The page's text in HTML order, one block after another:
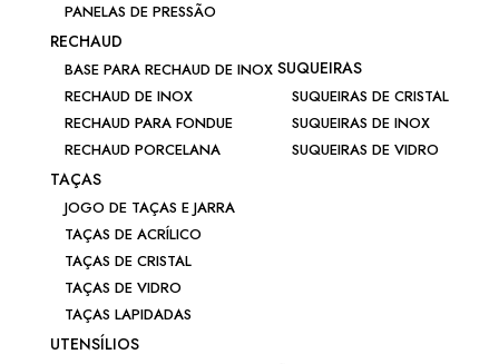
PANELAS DE PRESSÃO
RECHAUD
BASE PARA RECHAUD DE INOX
RECHAUD DE INOX
RECHAUD PARA FONDUE
RECHAUD PORCELANA
SUQUEIRAS
SUQUEIRAS DE CRISTAL
SUQUEIRAS DE INOX
SUQUEIRAS DE VIDRO
TAÇAS
JOGO DE TAÇAS E JARRA
TAÇAS DE ACRÍLICO
TAÇAS DE CRISTAL
TAÇAS DE VIDRO
TAÇAS LAPIDADAS
UTENSÍLIOS